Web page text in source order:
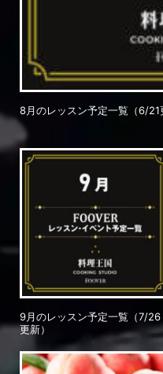
8月のレッスン予定一覧（6/21
9月のレッスン予定一覧（7/26
更新）